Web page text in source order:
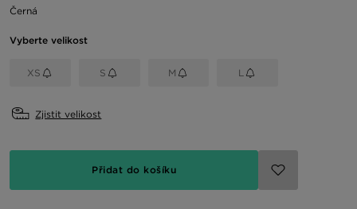
Černá
Vyberte velikost
XS S M L
Zjistit velikost
Přidat do košíku